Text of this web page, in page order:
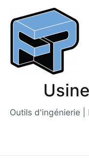
contenu
Outils d'ingénierie |